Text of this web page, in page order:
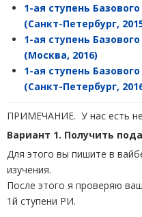
1-ая ступень
(Санкт-Петербург,
1-ая ступень
(Москва, 2016)
1-ая ступень
(Санкт-Петербург,
ПРИМЕЧАНИЕ. У нас есть
Вариант 1. Получить
Для этого вы пишите в
изучения.
После этого я проверяю
1й ступени РИ.